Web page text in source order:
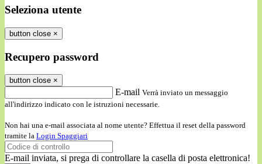
Seleziona utente
button close ×
Recupero password
button close ×
E-mail Verrà inviato un messaggio
all'indirizzo indicato con le istruzioni necessarie.
Non hai una e-mail associata al nome utente? Effettua il reset della password
tramite la Login Spaggiari
E-mail inviata, si prega di controllare la casella di posta elettronica!